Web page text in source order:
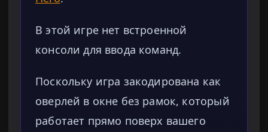
В этой игре нет встроенной
консоли для ввода команд.
Поскольку игра закодирована как
оверлей в окне без рамок, который
работает прямо поверх вашего